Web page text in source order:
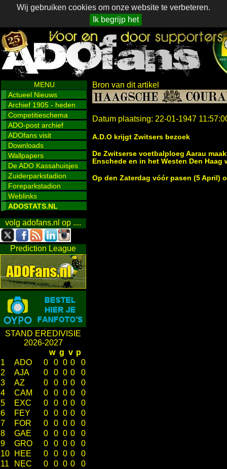
Wij gebruiken cookies om onze website te verbeteren.
Ik begrijp het
MENU
Actueel Nieuws
Archief 1905 - heden
Competitieschema
ADO-post archief
ADOfans visit
Downloads
Wallpapers
De ADO Kassahuisjes
Zuiderparkstadion
Foreparkstadion
Weblinks
ADOSTATS.NL
volg adofans.nl op ....
Prediction League
STAND EREDIVISIE
2026-2027
w g v p
1
ADO 0 0 0 0
0
2
AJA 0 0 0 0
0
3
AZ 0 0 0 0
0
4
CAM 0 0 0 0
0
5
EXC 0 0 0 0
0
6
FEY 0 0 0 0
0
7
FOR 0 0 0 0
0
8
GAE 0 0 0 0
0
9
GRO 0 0 0 0
0
10
HEE 0 0 0 0
0
11
NEC 0 0 0 0
0
Bron van dit artikel
Datum plaatsing: 22-01-1947
A.D.O krijgt Zwitsers bezoek
De Zwitserse voetbalploeg Aarau
Enschede en in het Westen Den Haag
Op den Zaterdag vóór pasen (5 April)